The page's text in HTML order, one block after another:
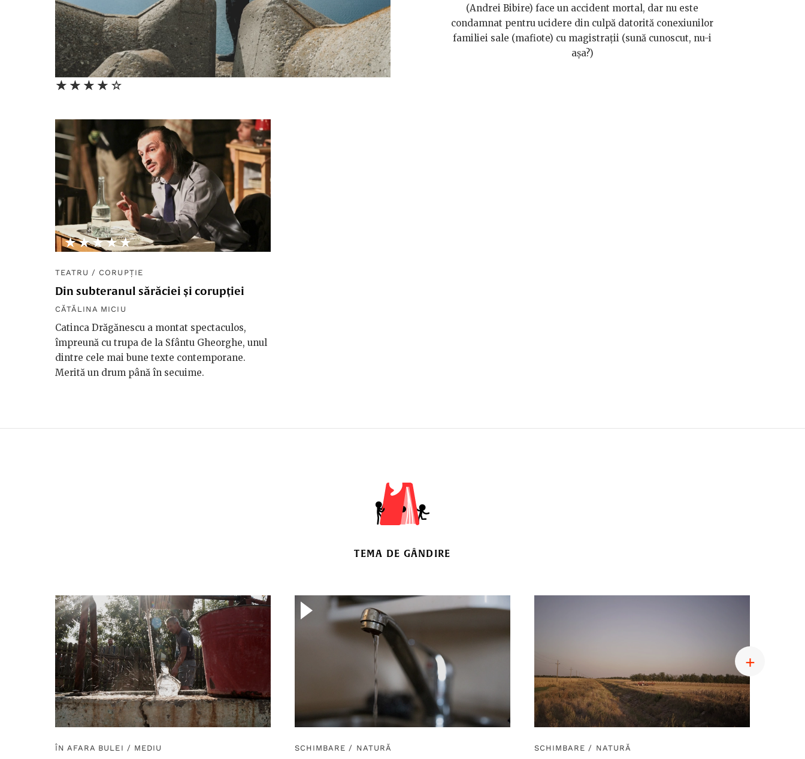
★★★★★
☆☆☆☆☆
(Andrei Bibire) face un accident mortal, dar nu este
condamnat pentru ucidere din culpă datorită conexiunilor
familiei sale (mafiote) cu magistrații (sună cunoscut, nu-i
așa?)
★★★★★
☆☆☆☆☆
TEATRU / CORUPȚIE
Din subteranul sărăciei și corupției
CĂTĂLINA MICIU
Catinca Drăgănescu a montat spectaculos,
împreună cu trupa de la Sfântu Gheorghe, unul
dintre cele mai bune texte contemporane.
Merită un drum până în secuime.
TEMA DE GÂNDIRE
ÎN AFARA BULEI / MEDIU SCHIMBARE / NATURĂ SCHIMBARE / NATURĂ